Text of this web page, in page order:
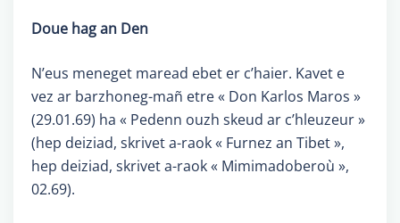
Doue hag an Den
N’eus meneget maread ebet er c’haier. Kavet e
vez ar barzhoneg-mañ etre « Don Karlos Maros »
(29.01.69) ha « Pedenn ouzh skeud ar c’hleuzeur »
(hep deiziad, skrivet a-raok « Furnez an Tibet »,
hep deiziad, skrivet a-raok « Mimimadoberoù »,
02.69).